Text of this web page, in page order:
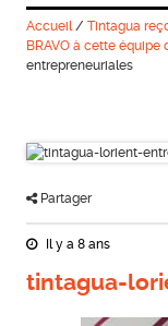
Accueil/ Tintagua
BRAVO à cette équipe
entrepreneuriales
Partager
Il y a 8 ans
tintagua-